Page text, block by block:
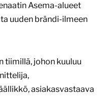
Asema-alueet
uuden brändi-ilmeen
tiimillä, johon kuuluu
asiakasvastaava